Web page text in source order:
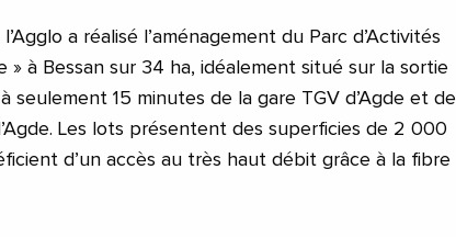
a réalisé l’aménagement du Parc d’Activités
» à Bessan sur 34 ha, idéalement situé sur la sortie
seulement 15 minutes de la gare TGV d’Agde et de
Les lots présentent des superficies de 2 000
d’un accès au très haut débit grâce à la fibre